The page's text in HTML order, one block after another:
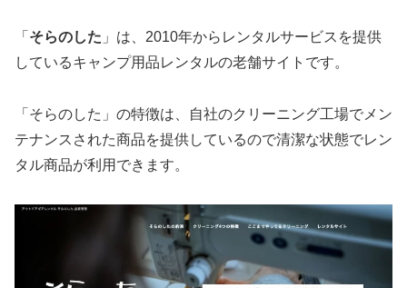
「 そらのした 」は、2010年からレンタルサービスを提供
しているキャンプ用品レンタルの老舗サイトです。
「そらのした」の特徴は、自社のクリーニング工場でメン
テナンスされた商品を提供しているので清潔な状態でレン
タル商品が利用できます。